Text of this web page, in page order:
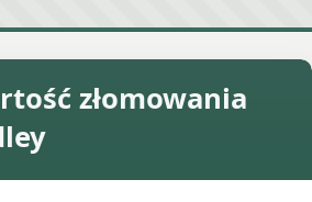
złomowania